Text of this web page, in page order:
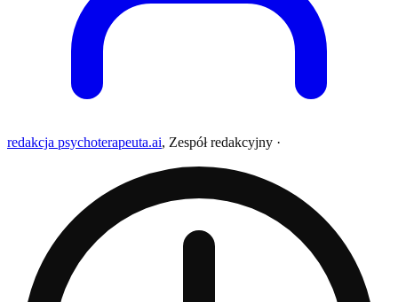
redakcja psychoterapeuta.ai, Zespół redakcyjny ·